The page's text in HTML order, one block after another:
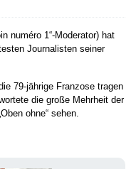
numéro 1“-Moderator) hat
Journalisten seiner
79-jährige Franzose tragen
die große Mehrheit der
ohne“ sehen.